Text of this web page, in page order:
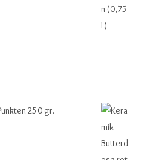
250 gr.